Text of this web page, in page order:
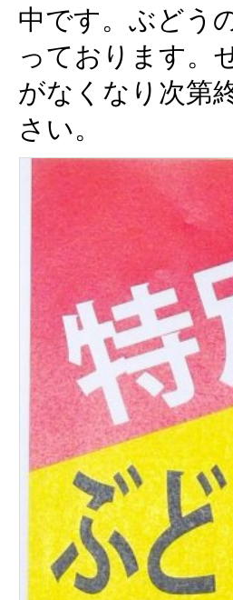
中です。ぶどう
っております
がなくなり次第
さい。